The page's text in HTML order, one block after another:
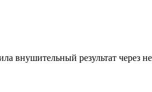
внушительный результат через